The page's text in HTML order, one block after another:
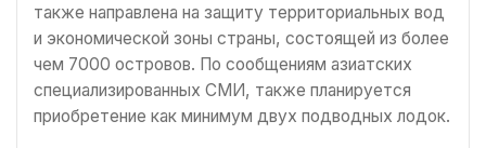
также направлена на защиту территориальных вод
и экономической зоны страны, состоящей из более
чем 7000 островов. По сообщениям азиатских
специализированных СМИ, также планируется
приобретение как минимум двух подводных лодок.